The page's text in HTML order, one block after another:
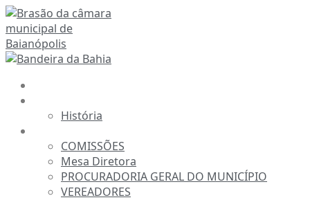
Ir
para
o
conteúdo
História
COMISSÕES
Mesa Diretora
PROCURADORIA GERAL DO MUNICÍPIO
VEREADORES